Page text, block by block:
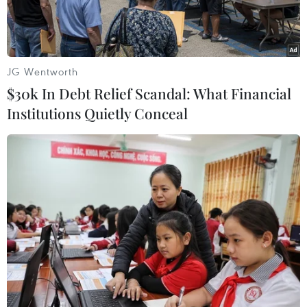
Ảnh minh họa. (Nguồn: AFP)
Dựa trên nguyên lý virus sau khi xâm nhập cơ
thể sẽ phá hủy các mô, một nhóm nhà khoa học
Mỹ đã tìm ra phương pháp chữa trị bệnh ung
thư xương bằng cách rất đơn giản - đó là tiêm
JG Wentworth
$30k In Debt Relief Scandal: What Financial
Institutions Quietly Conceal